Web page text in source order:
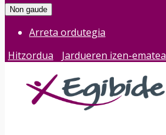
Non gaude
Arreta ordutegia
Hitzordua
Jardueren izen-ematea